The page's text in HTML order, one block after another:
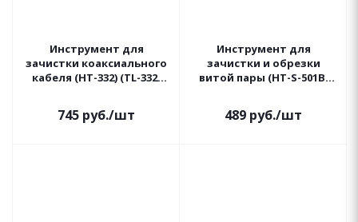
Инструмент для
зачистки коаксиального
кабеля (HT-332) (TL-332)
745 руб./шт
Инструмент для
зачистки и обрезки
витой пары (HT-S-501B)
489 руб./шт